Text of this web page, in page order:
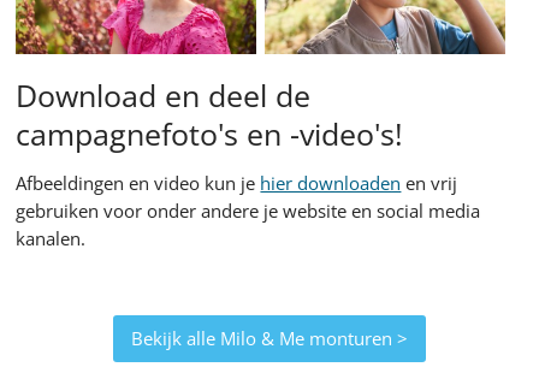
Download en deel de
campagnefoto's en -video's!
Afbeeldingen en video kun je hier downloaden en vrij
gebruiken voor onder andere je website en social media
kanalen.
Bekijk alle Milo & Me monturen >